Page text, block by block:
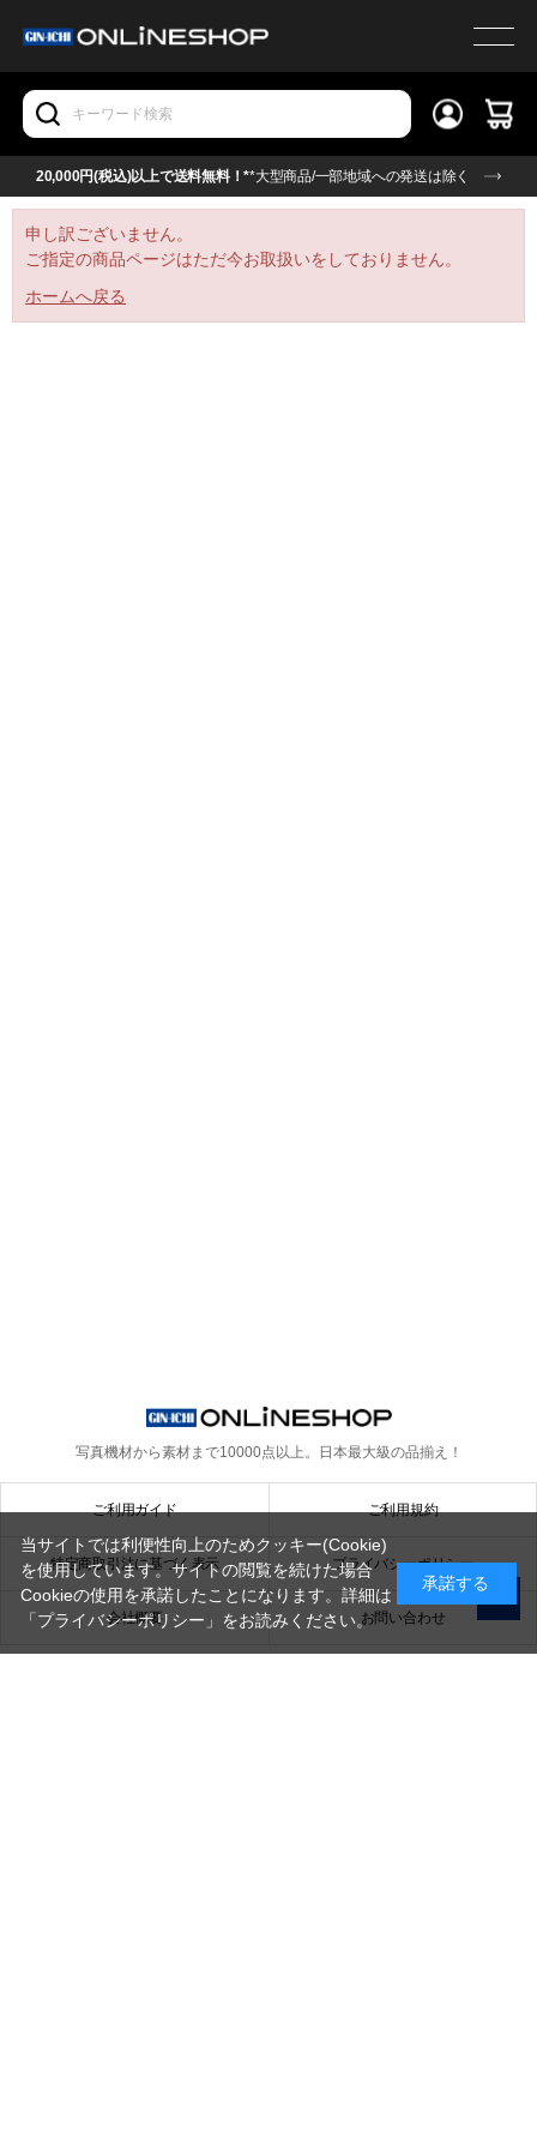
20,000円(税込)以上で送料無料！**大型商品/一部地域への発送は除く
申し訳ございません。
ご指定の商品ページはただ今お取扱いをしておりません。
ホームへ戻る
写真機材から素材まで10000点以上。 日本最大級の品揃え！
ご利用ガイド ご利用規約
特定商取引法に基づく表示 プライバシーポリシー
会社概要 お問い合わせ
当サイトでは利便性向上のためクッキー(Cookie)
を使用しています。サイトの閲覧を続けた場合
Cookieの使用を承諾したことになります。詳細は
「プライバシーポリシー」 をお読みください。
承諾する